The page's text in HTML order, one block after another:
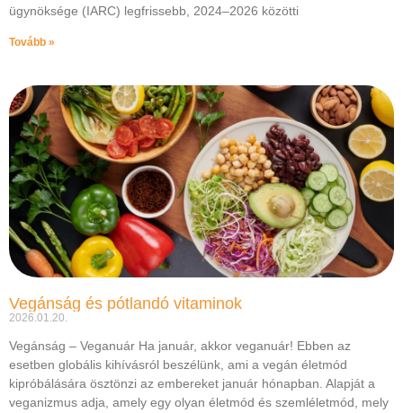
ügynöksége (IARC) legfrissebb, 2024–2026 közötti
Tovább »
Vegánság és pótlandó vitaminok
2026.01.20.
Vegánság – Veganuár Ha január, akkor veganuár! Ebben az
esetben globális kihívásról beszélünk, ami a vegán életmód
kipróbálására ösztönzi az embereket január hónapban. Alapját a
veganizmus adja, amely egy olyan életmód és szemléletmód, mely